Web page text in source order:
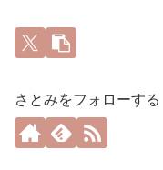
さとみをフォローする